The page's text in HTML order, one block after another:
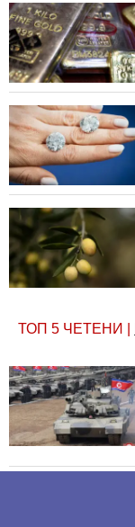
ТОП 5 ЧЕТЕНИ